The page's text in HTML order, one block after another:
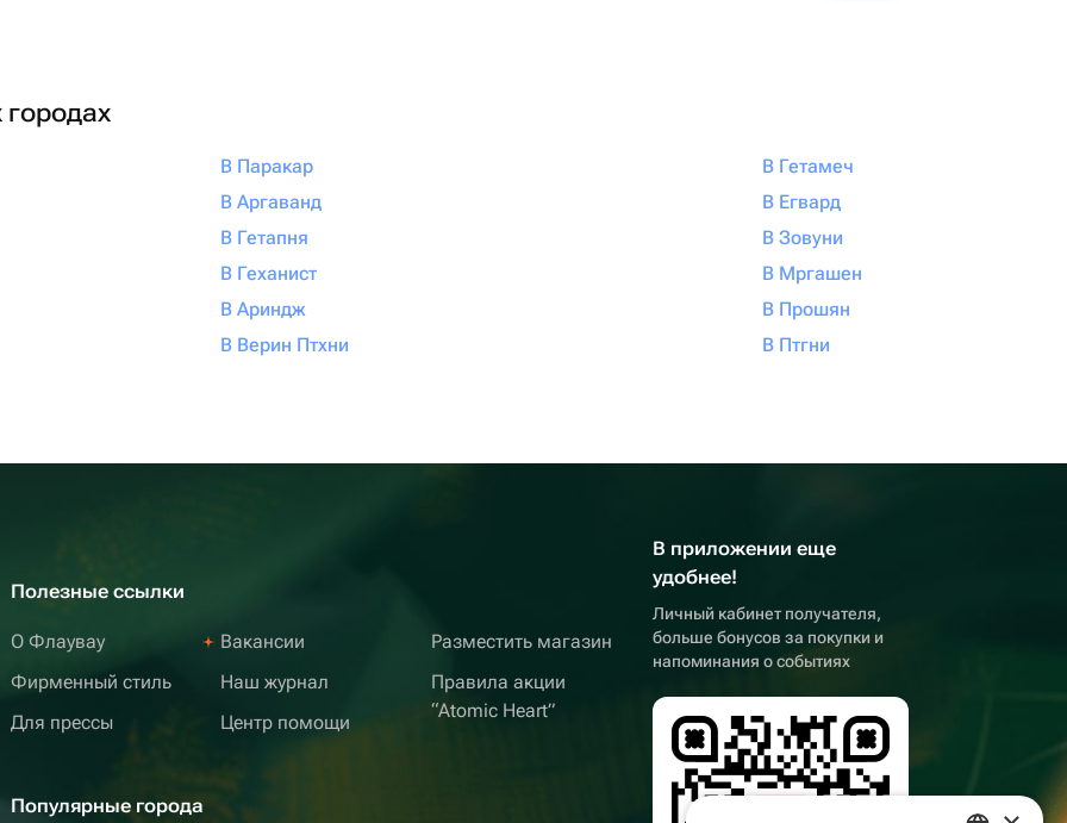
городах
В Паракар
В Аргаванд
В Гетапня
В Геханист
В Ариндж
В Верин Птхни
В Гетамеч
В Егвард
В Зовуни
В Мргашен
В Прошян
В Птгни
Полезные ссылки
О Флаувау
Фирменный стиль
Для прессы
Вакансии
Наш журнал
Центр помощи
Разместить магазин
Правила акции
“Atomic Heart”
Популярные города
В приложении еще
удобнее!
Личный кабинет получателя,
больше бонусов за покупки и
напоминания о событиях